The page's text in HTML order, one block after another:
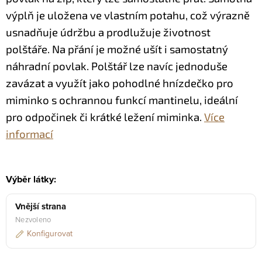
výplň je uložena ve vlastním potahu, což výrazně
usnadňuje údržbu a prodlužuje životnost
polštáře. Na přání je možné ušít i samostatný
náhradní povlak. Polštář lze navíc jednoduše
zavázat a využít jako pohodlné hnízdečko pro
miminko s ochrannou funkcí mantinelu, ideální
pro odpočinek či krátké ležení miminka. Více
informací
Výběr látky:
Vnější strana
Nezvoleno
Konfigurovat